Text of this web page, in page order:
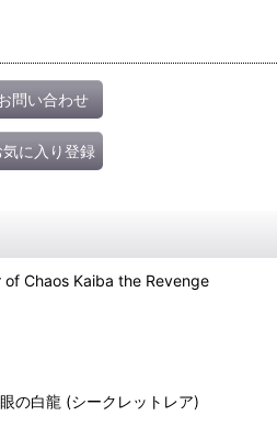
問い合わせ
気に入り登録
Chaos Kaiba the Revenge
の白龍 (シークレットレア)